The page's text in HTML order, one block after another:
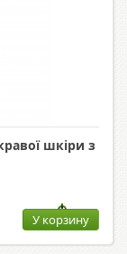
шкіри з
У корзину